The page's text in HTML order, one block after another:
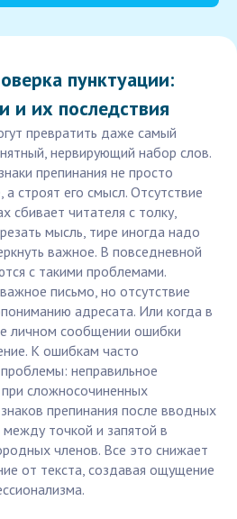
пунктуации:
и их последствия
превратить даже самый
нервирующий набор слов.
препинания не просто
строят его смысл. Отсутствие
сбивает читателя с толку,
мысль, тире иногда надо
важное. В повседневной
с такими проблемами.
письмо, но отсутствие
адресата. Или когда в
личном сообщении ошибки
К ошибкам часто
неправильное
сложносочиненных
препинания после вводных
между точкой и запятой в
членов. Все это снижает
от текста, создавая ощущение